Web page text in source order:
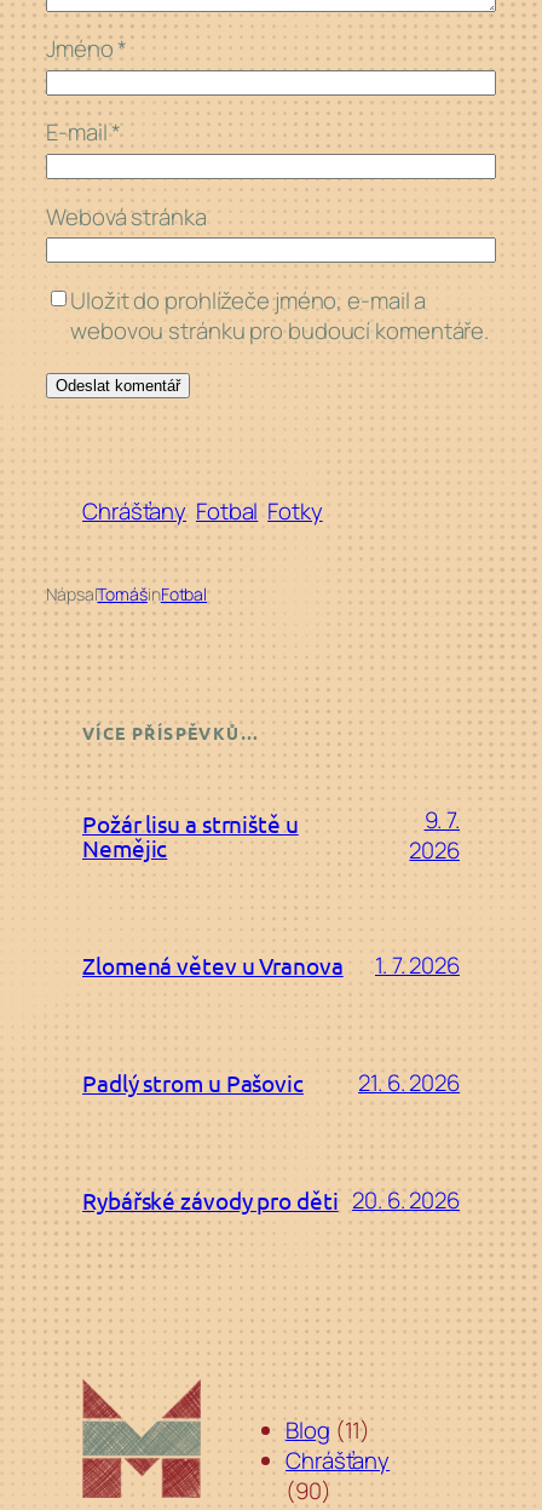
Jméno*
E-mail*
Webová stránka
Uložit do prohlížeče jméno, e-mail a
webovou stránku pro budoucí komentáře.
Chrášťany Fotbal Fotky
NápsalTomášinFotbal
VÍCE PŘÍSPĚVKŮ…
Požár lisu a strniště u
Nemějic
9. 7.
2026
Zlomená větev u Vranova 1. 7. 2026
Padlý strom u Pašovic 21. 6. 2026
Rybářské závody pro děti 20. 6. 2026
Blog (11)
Chrášťany
(90)